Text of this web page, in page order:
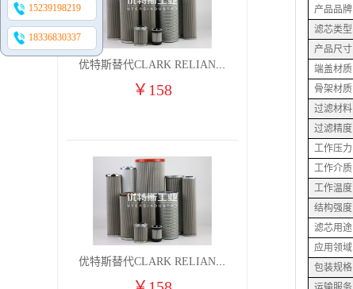
产品品牌
滤芯类型
产品尺寸
端盖材质
骨架材质
过滤材料
过滤精度
工作压力
工作介质
工作温度
结构强度
滤芯用途
应用领域
包装规格
优特斯替代CLARK RELIANCE燃气凝聚过滤器滤芯2710H9V 2710H9VO
￥ 158
优特斯替代CLARK RELIANCE燃气凝聚过滤器滤芯2710H9V 2710H9VO(1)
15239198219
18336830337